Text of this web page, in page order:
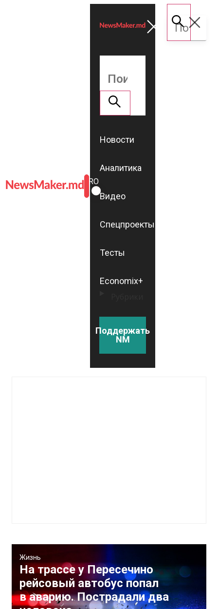
ROMÂNĂ
RU
Новости
Аналитика
Видео
Спецпроекты
Тесты
Economix+
Поддержать
NM
Жизнь
На трассе у Пересечино
рейсовый автобус попал
в аварию. Пострадали два